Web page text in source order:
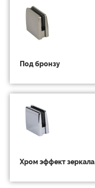
Под бронзу
Хром эффект зеркала